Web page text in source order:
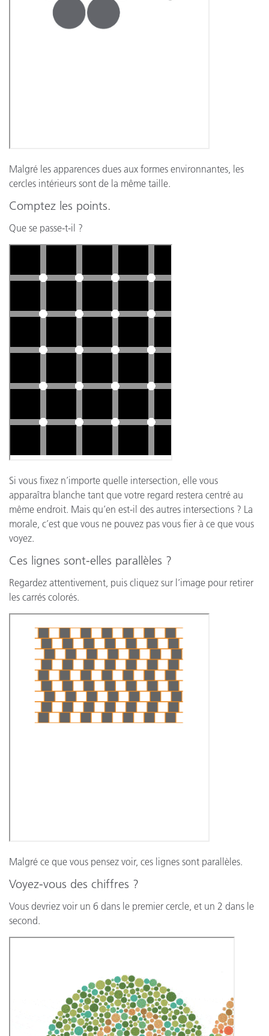
Malgré les apparences dues aux formes environnantes, les
cercles intérieurs sont de la même taille.
Comptez les points.
Que se passe-t-il ?
Si vous fixez n’importe quelle intersection, elle vous
apparaîtra blanche tant que votre regard restera centré au
même endroit. Mais qu’en est-il des autres intersections ? La
morale, c’est que vous ne pouvez pas vous fier à ce que vous
voyez.
Ces lignes sont-elles parallèles ?
Regardez attentivement, puis cliquez sur l’image pour retirer
les carrés colorés.
Malgré ce que vous pensez voir, ces lignes sont parallèles.
Voyez-vous des chiffres ?
Vous devriez voir un 6 dans le premier cercle, et un 2 dans le
second.